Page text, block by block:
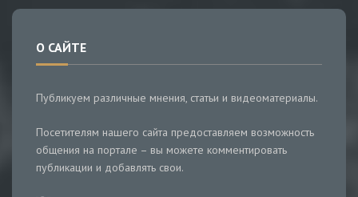
О САЙТЕ
Публикуем различные мнения, статьи и видеоматериалы.
Посетителям нашего сайта предоставляем возможность
общения на портале – вы можете комментировать
публикации и добавлять свои.